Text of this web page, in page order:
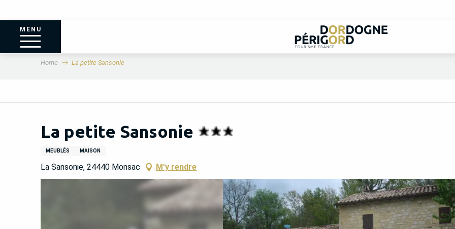
MENU
Home La petite Sansonie
La petite Sansonie
MEUBLÉS MAISON
La Sansonie, 24440 Monsac M'y rendre